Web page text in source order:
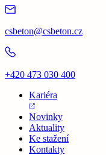
csbeton@csbeton.cz
+420 473 030 400
Kariéra
Novinky
Aktuality
Ke stažení
Kontakty